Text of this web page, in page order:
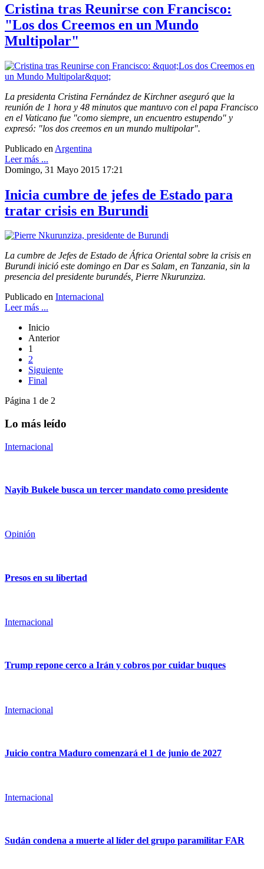
Cristina tras Reunirse con Francisco:
"Los dos Creemos en un Mundo
Multipolar"
La presidenta Cristina Fernández de Kirchner aseguró que la
reunión de 1 hora y 48 minutos que mantuvo con el papa Francisco
en el Vaticano fue "como siempre, un encuentro estupendo" y
expresó: "los dos creemos en un mundo multipolar".
Publicado en Argentina
Leer más ...
Domingo, 31 Mayo 2015 17:21
Inicia cumbre de jefes de Estado para
tratar crisis en Burundi
La cumbre de Jefes de Estado de África Oriental sobre la crisis en
Burundi inició este domingo en Dar es Salam, en Tanzania, sin la
presencia del presidente burundés, Pierre Nkurunziza.
Publicado en Internacional
Leer más ...
Inicio
Anterior
1
2
Siguiente
Final
Página 1 de 2
Lo más leído
Internacional
Nayib Bukele busca un tercer mandato como presidente
Opinión
Presos en su libertad
Internacional
Trump repone cerco a Irán y cobros por cuidar buques
Internacional
Juicio contra Maduro comenzará el 1 de junio de 2027
Internacional
Sudán condena a muerte al líder del grupo paramilitar FAR